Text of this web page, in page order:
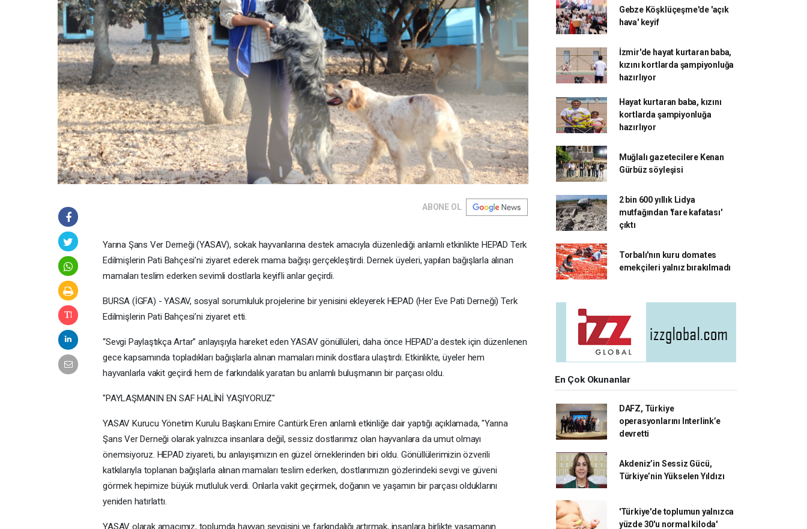
ABONE OL
Yarına Şans Ver Derneği (YASAV), sokak hayvanlarına destek amacıyla düzenlediği anlamlı etkinlikte HEPAD Terk
Edilmişlerin Pati Bahçesi’ni ziyaret ederek mama bağışı gerçekleştirdi. Dernek üyeleri, yapılan bağışlarla alınan
mamaları teslim ederken sevimli dostlarla keyifli anlar geçirdi.
BURSA (İGFA) - YASAV, sosyal sorumluluk projelerine bir yenisini ekleyerek HEPAD (Her Eve Pati Derneği) Terk
Edilmişlerin Pati Bahçesi’ni ziyaret etti.
“Sevgi Paylaştıkça Artar” anlayışıyla hareket eden YASAV gönüllüleri, daha önce HEPAD’a destek için düzenlenen
gece kapsamında topladıkları bağışlarla alınan mamaları minik dostlara ulaştırdı. Etkinlikte, üyeler hem
hayvanlarla vakit geçirdi hem de farkındalık yaratan bu anlamlı buluşmanın bir parçası oldu.
"PAYLAŞMANIN EN SAF HALİNİ YAŞIYORUZ"
YASAV Kurucu Yönetim Kurulu Başkanı Emire Cantürk Eren anlamlı etkinliğe dair yaptığı açıklamada, "Yarına
Şans Ver Derneği olarak yalnızca insanlara değil, sessiz dostlarımız olan hayvanlara da umut olmayı
önemsiyoruz. HEPAD ziyareti, bu anlayışımızın en güzel örneklerinden biri oldu. Gönüllülerimizin özverili
katkılarıyla toplanan bağışlarla alınan mamaları teslim ederken, dostlarımızın gözlerindeki sevgi ve güveni
görmek hepimize büyük mutluluk verdi. Onlarla vakit geçirmek, doğanın ve yaşamın bir parçası olduklarını
yeniden hatırlattı.
YASAV olarak amacımız, toplumda hayvan sevgisini ve farkındalığı artırmak, insanlara birlikte yaşamanın
Gebze Köşklüçeşme'de 'açık
hava' keyif
İzmir'de hayat kurtaran baba,
kızını kortlarda şampiyonluğa
hazırlıyor
Hayat kurtaran baba, kızını
kortlarda şampiyonluğa
hazırlıyor
Muğlalı gazetecilere Kenan
Gürbüz söyleşisi
2 bin 600 yıllık Lidya
mutfağından 'fare kafatası'
çıktı
Torbalı'nın kuru domates
emekçileri yalnız bırakılmadı
En Çok Okunanlar
DAFZ, Türkiye
operasyonlarını Interlink’e
devretti
Akdeniz’in Sessiz Gücü,
Türkiye’nin Yükselen Yıldızı
'Türkiye'de toplumun yalnızca
yüzde 30'u normal kiloda'